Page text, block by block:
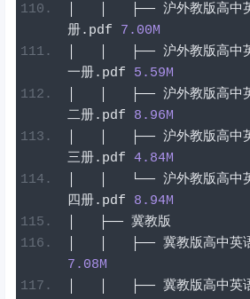
├── 沪外教版高中
册. pdf 7.00M
├── 沪外教版高中
一册. pdf 5.59M
├── 沪外教版高中
二册. pdf 8.96M
├── 沪外教版高中
三册. pdf 4.84M
└── 沪外教版高中
四册. pdf 8.94M
├── 冀教版
├── 冀教版高中英
7.08M
├── 冀教版高中英